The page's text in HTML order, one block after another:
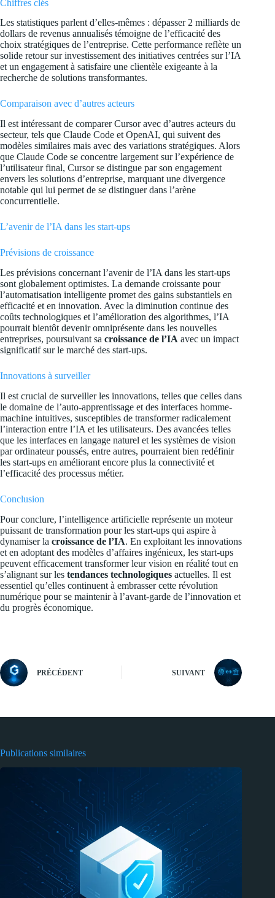
Chiffres clés
Les statistiques parlent d’elles-mêmes : dépasser 2 milliards de
dollars de revenus annualisés témoigne de l’efficacité des
choix stratégiques de l’entreprise. Cette performance reflète un
solide retour sur investissement des initiatives centrées sur l’IA
et un engagement à satisfaire une clientèle exigeante à la
recherche de solutions transformantes.
Comparaison avec d’autres acteurs
Il est intéressant de comparer Cursor avec d’autres acteurs du
secteur, tels que Claude Code et OpenAI, qui suivent des
modèles similaires mais avec des variations stratégiques. Alors
que Claude Code se concentre largement sur l’expérience de
l’utilisateur final, Cursor se distingue par son engagement
envers les solutions d’entreprise, marquant une divergence
notable qui lui permet de se distinguer dans l’arène
concurrentielle.
L’avenir de l’IA dans les start-ups
Prévisions de croissance
Les prévisions concernant l’avenir de l’IA dans les start-ups
sont globalement optimistes. La demande croissante pour
l’automatisation intelligente promet des gains substantiels en
efficacité et en innovation. Avec la diminution continue des
coûts technologiques et l’amélioration des algorithmes, l’IA
pourrait bientôt devenir omniprésente dans les nouvelles
entreprises, poursuivant sa croissance de l’IA avec un impact
significatif sur le marché des start-ups.
Innovations à surveiller
Il est crucial de surveiller les innovations, telles que celles dans
le domaine de l’auto-apprentissage et des interfaces homme-
machine intuitives, susceptibles de transformer radicalement
l’interaction entre l’IA et les utilisateurs. Des avancées telles
que les interfaces en langage naturel et les systèmes de vision
par ordinateur poussés, entre autres, pourraient bien redéfinir
les start-ups en améliorant encore plus la connectivité et
l’efficacité des processus métier.
Conclusion
Pour conclure, l’intelligence artificielle représente un moteur
puissant de transformation pour les start-ups qui aspire à
dynamiser la croissance de l’IA. En exploitant les innovations
et en adoptant des modèles d’affaires ingénieux, les start-ups
peuvent efficacement transformer leur vision en réalité tout en
s’alignant sur les tendances technologiques actuelles. Il est
essentiel qu’elles continuent à embrasser cette révolution
numérique pour se maintenir à l’avant-garde de l’innovation et
du progrès économique.
PRÉCÉDENT SUIVANT
Publications similaires